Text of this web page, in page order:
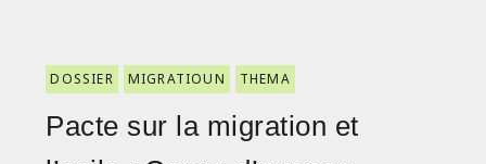
DOSSIER MIGRATIOUN THEMA
Pacte sur la migration et